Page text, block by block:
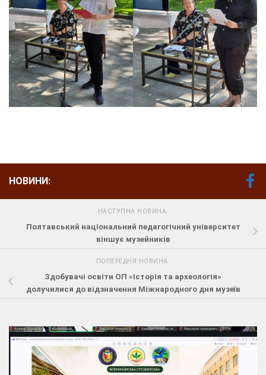
НОВИНИ:
НАСТУПНА НОВИНА
Полтавський національний педагогічний університет
віншує музейників
ПОПЕРЕДНЯ НОВИНА
Здобувачі освіти ОП «Історія та археологія»
долучилися до відзначення Міжнародного дня музеїв